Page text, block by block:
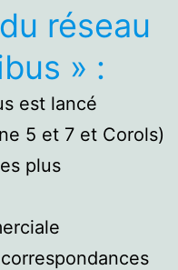
réseau
» :
est lancé
5 et 7 et Corols)
plus